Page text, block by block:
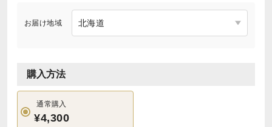
お届け地域
購入方法
通常購入
¥4,300